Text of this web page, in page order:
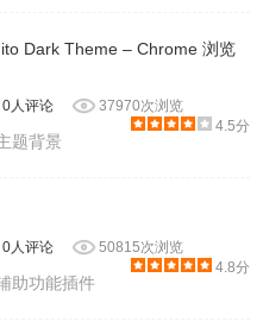
Dark Theme – Chrome 浏览
0人评论
37970次浏览
4.5分
题背景
0人评论
50815次浏览
4.8分
助功能插件